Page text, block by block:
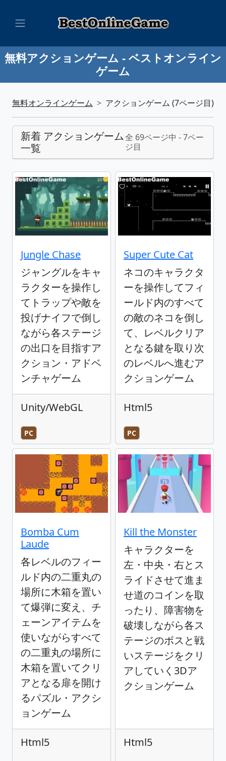
無料アクションゲーム - ベストオンライン
ゲーム
無料オンラインゲーム アクションゲーム (7ページ目)
新着 アクションゲーム
一覧
全 69ページ中 - 7ペー
ジ目
Jungle Chase
ジャングルをキャ
ラクターを操作し
てトラップや敵を
投げナイフで倒し
ながら各ステージ
の出口を目指すア
クション・アドベ
ンチャゲーム
Unity/WebGL
PC
Super Cute Cat
ネコのキャラクタ
ーを操作してフィ
ールド内のすべて
の敵のネコを倒し
て、レベルクリア
となる鍵を取り次
のレベルへ進むア
クションゲーム
Html5
PC
Bomba Cum
Laude
各レベルのフィー
ルド内の二重丸の
場所に木箱を置い
て爆弾に変え、チ
ェーンアイテムを
使いながらすべて
の二重丸の場所に
木箱を置いてクリ
アとなる扉を開け
るパズル・アクシ
ョンゲーム
Html5
Kill the Monster
キャラクターを
左・中央・右とス
ライドさせて進ま
せ道のコインを取
ったり、障害物を
破壊しながら各ス
テージのボスと戦
いステージをクリ
アしていく3Dア
クションゲーム
Html5